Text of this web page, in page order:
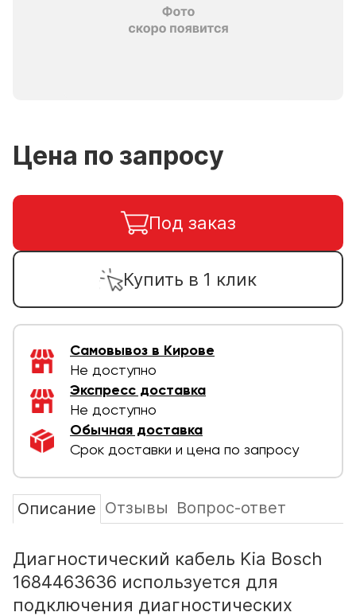
Цена по запросу
Под заказ
Купить в 1 клик
Самовывоз в Кирове
Не доступно
Экспресс доставка
Не доступно
Обычная доставка
Срок доставки и цена по запросу
Описание Отзывы Вопрос-ответ
Диагностический кабель Kia Bosch
1684463636 используется для
подключения диагностических